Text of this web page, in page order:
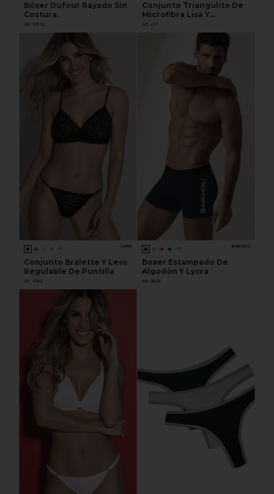
Bóxer Dufour Rayado Sin
Costura.
Art. 11812
Conjunto Triangulito De
Microfibra Lisa Y
Estampada
Art. J37
+1 LARA
Conjunto Bralette Y Less
Regulable De Puntilla
Art. 4163
+1 BAKHOU
Boxer Estampado De
Algodón Y Lycra
Art. 2022